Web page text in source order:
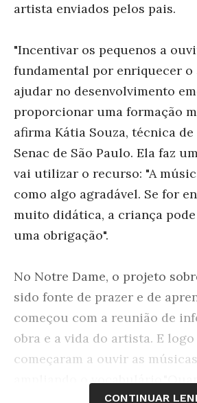
artista enviados pelos pais.
"Incentivar os pequenos a
fundamental por enriquecer o
ajudar no desenvolvimento
proporcionar uma formação
afirma Kátia Souza, técnica
Senac de São Paulo. Ela faz
vai utilizar o recurso: "A
como algo agradável. Se for
muito didática, a criança
uma obrigação".
No Notre Dame, o projeto
sido fonte de prazer e de
começou com a reunião de
obra e a vida do artista. E
começaram a ouvir as
ampliando o
CONTINUAR